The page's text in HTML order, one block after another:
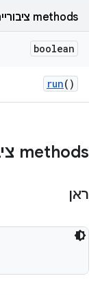
‫methods ציבוריים
boolean
run()
‫methods ציבוריים
ראן